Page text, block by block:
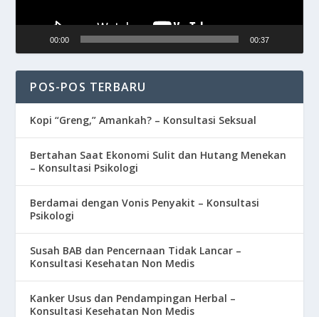
00:00 00:37
POS-POS TERBARU
Kopi “Greng,” Amankah? – Konsultasi Seksual
Bertahan Saat Ekonomi Sulit dan Hutang Menekan
– Konsultasi Psikologi
Berdamai dengan Vonis Penyakit – Konsultasi
Psikologi
Susah BAB dan Pencernaan Tidak Lancar –
Konsultasi Kesehatan Non Medis
Kanker Usus dan Pendampingan Herbal –
Konsultasi Kesehatan Non Medis